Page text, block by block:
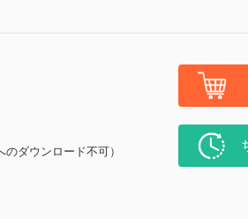
のダウンロード不可）